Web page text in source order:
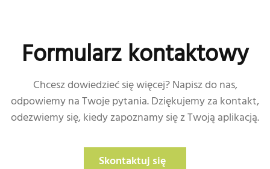
Formularz kontaktowy
Chcesz dowiedzieć się więcej? Napisz do nas,
odpowiemy na Twoje pytania. Dziękujemy za kontakt,
odezwiemy się, kiedy zapoznamy się z Twoją aplikacją.
Skontaktuj się